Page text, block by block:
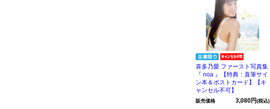
喜多乃愛 ファースト写真集
『 noa 』【特典：直筆サイ
ン本＆ポストカード】【キ
ャンセル不可】
販売価格 3,080円(税込)